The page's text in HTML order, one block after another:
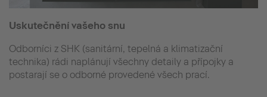
Uskutečnění vašeho snu
Odborníci z SHK (sanitární, tepelná a klimatizační
technika) rádi naplánují všechny detaily a přípojky a
postarají se o odborné provedené všech prací.